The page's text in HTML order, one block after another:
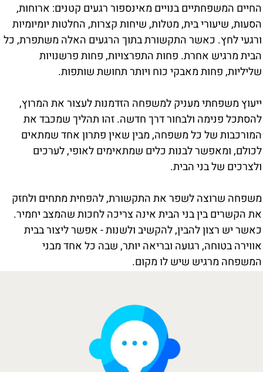
החיים המשפחתיים בנויים מאינספור רגעים קטנים: ארוחות,
הסעות, שיעורי בית, מטלות, שיחות קצרות, החלטות יומיומיות
ורגעי לחץ. כאשר התקשורת בתוך הרגעים האלה משתפרת, כל
הבית מרגיש אחרת. פחות התפרצויות, פחות פרשנויות
שליליות, פחות מאבקי כוח ויותר תחושת שותפות.
ייעוץ משפחתי מעניק למשפחה הזדמנות לעצור את המרוץ,
להסתכל פנימה ולבחור דרך חדשה. זהו תהליך שמכבד את
המורכבות של כל משפחה, מבין שאין פתרון אחד שמתאים
לכולם, ומאפשר לבנות כלים שמתאימים לאופי, לערכים
ולצרכים של בני הבית.
משפחה שרוצה לשפר את התקשורת, להפחית מתחים ולחזק
את הקשרים בין בני הבית אינה צריכה לחכות שהמצב יחמיר.
כאשר יש רצון להבין, להקשיב ולשנות - אפשר ליצור בבית
אווירה בטוחה, רגועה ובריאה יותר, שבה כל אחד מבני
המשפחה מרגיש שיש לו מקום.